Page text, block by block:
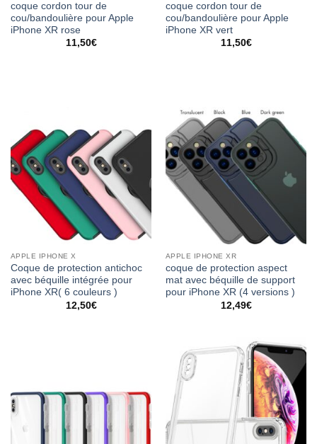
coque cordon tour de
cou/bandoulière pour Apple
iPhone XR rose
11,50€
coque cordon tour de
cou/bandoulière pour Apple
iPhone XR vert
11,50€
APPLE IPHONE X
Coque de protection antichoc
avec béquille intégrée pour
iPhone XR( 6 couleurs )
12,50€
APPLE IPHONE XR
coque de protection aspect
mat avec béquille de support
pour iPhone XR (4 versions )
12,49€